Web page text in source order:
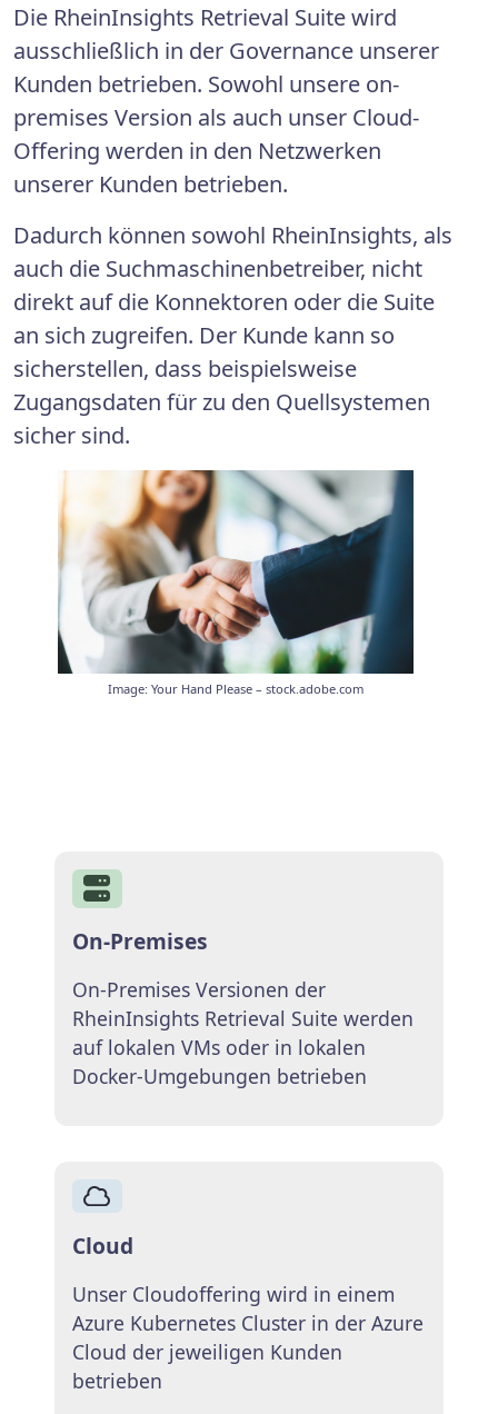
Die RheinInsights Retrieval Suite wird
ausschließlich in der Governance unserer
Kunden betrieben. Sowohl unsere on-
premises Version als auch unser Cloud-
Offering werden in den Netzwerken
unserer Kunden betrieben.
Dadurch können sowohl RheinInsights, als
auch die Suchmaschinenbetreiber, nicht
direkt auf die Konnektoren oder die Suite
an sich zugreifen. Der Kunde kann so
sicherstellen, dass beispielsweise
Zugangsdaten für zu den Quellsystemen
sicher sind.
Image: Your Hand Please – stock.adobe.com
On-Premises
On-Premises Versionen der
RheinInsights Retrieval Suite werden
auf lokalen VMs oder in lokalen
Docker-Umgebungen betrieben
Cloud
Unser Cloudoffering wird in einem
Azure Kubernetes Cluster in der Azure
Cloud der jeweiligen Kunden
betrieben